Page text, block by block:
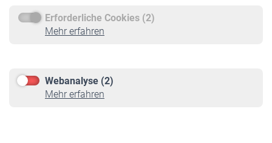
Erforderliche Cookies (2)
Mehr erfahren
Webanalyse (2)
Mehr erfahren
Service
Informationen
Online-Rechner
VBLnewsletter